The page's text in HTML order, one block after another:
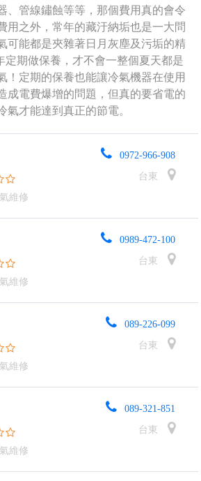
、管線鏽蝕等等，那個費用真的會令
用之外，常年的藏汙納垢也是一大問
可能都是夾雜著日月灰塵及污垢的精
定期做保養，才不會一整個夏天都是
！定期的保養也能讓冷氣機器在使用
成電費爆增的問題，但真的要省電的
氣才能達到真正的節電。
維修
0972-966-908
台東
維修
0989-472-100
台東
維修
089-226-099
台東
維修
089-321-851
台東